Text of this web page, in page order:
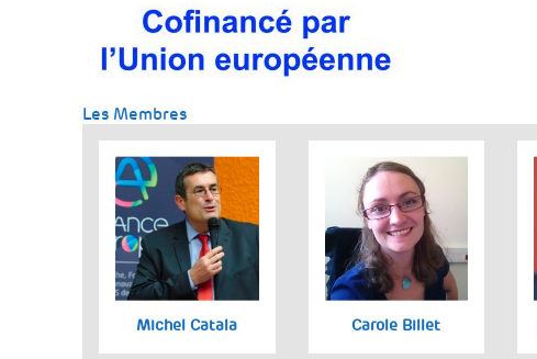
Les Membres
Michel Catala Carole Billet